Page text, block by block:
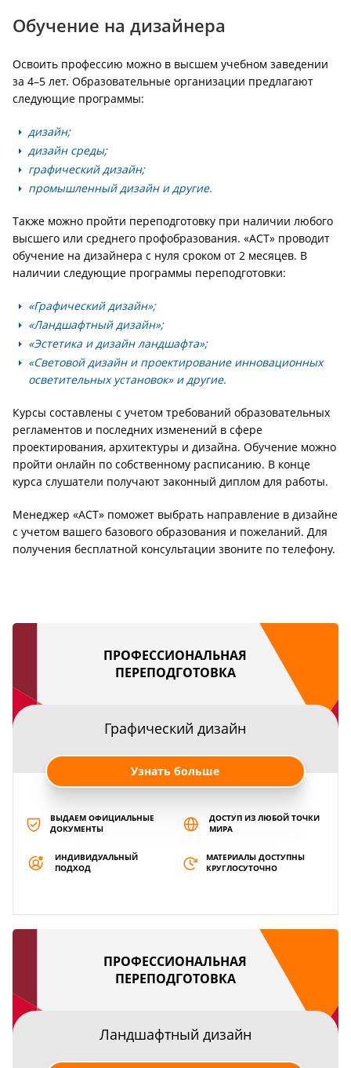
Обучение на дизайнера
Освоить профессию можно в высшем учебном заведении
за 4–5 лет. Образовательные организации предлагают
следующие программы:
дизайн;
дизайн среды;
графический дизайн;
промышленный дизайн и другие.
Также можно пройти переподготовку при наличии любого
высшего или среднего профобразования. «АСТ» проводит
обучение на дизайнера с нуля сроком от 2 месяцев. В
наличии следующие программы переподготовки:
«Графический дизайн»;
«Ландшафтный дизайн»;
«Эстетика и дизайн ландшафта»;
«Световой дизайн и проектирование инновационных
осветительных установок» и другие.
Курсы составлены с учетом требований образовательных
регламентов и последних изменений в сфере
проектирования, архитектуры и дизайна. Обучение можно
пройти онлайн по собственному расписанию. В конце
курса слушатели получают законный диплом для работы.
Менеджер «АСТ» поможет выбрать направление в дизайне
с учетом вашего базового образования и пожеланий. Для
получения бесплатной консультации звоните по телефону.
ПРОФЕССИОНАЛЬНАЯ
ПЕРЕПОДГОТОВКА
Графический дизайн
Узнать больше
ВЫДАЕМ ОФИЦИАЛЬНЫЕ
ДОКУМЕНТЫ
ДОСТУП ИЗ ЛЮБОЙ ТОЧКИ
МИРА
ИНДИВИДУАЛЬНЫЙ
ПОДХОД
МАТЕРИАЛЫ ДОСТУПНЫ
КРУГЛОСУТОЧНО
ПРОФЕССИОНАЛЬНАЯ
ПЕРЕПОДГОТОВКА
Ландшафтный дизайн